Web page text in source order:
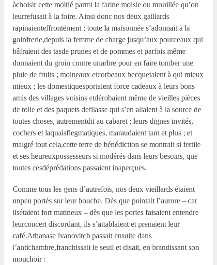
àchoisir cette moitié parmi la farine moisie ou mouillée qu’on
leurrefusait à la foire. Ainsi donc nos deux gaillards
rapinaienteffrontément ; toute la maisonnée s’adonnait à la
goinfrerie,depuis la femme de charge jusqu’aux pourceaux qui
bâfraient des tasde prunes et de pommes et parfois même
donnaient du groin contre unarbre pour en faire tomber une
pluie de fruits ; moineaux etcorbeaux becquetaient à qui mieux
mieux ; les domestiquesportaient force cadeaux à leurs bons
amis des villages voisins etdérobaient même de vieilles pièces
de toile et des paquets defilasse qui s’en allaient à la source de
toutes choses, autrementdit au cabaret ; leurs dignes invités,
cochers et laquaisflegmatiques, maraudaient tant et plus ; et
malgré tout cela,cette terre de bénédiction se montrait si fertile
et ses heureuxpossesseurs si modérés dans leurs besoins, que
toutes cesdéprédations passaient inaperçues.
Comme tous les gens d’autrefois, nos deux vieillards étaient
unpeu portés sur leur bouche. Dès que pointait l’aurore – car
ilsétaient fort matineux – dès que les portes faisaient entendre
leurconcert discordant, ils s’attablaient et prenaient leur
café.Athanase Ivanovitch passait ensuite dans
l’antichambre,franchissait le seuil et disait, en brandissant son
mouchoir :